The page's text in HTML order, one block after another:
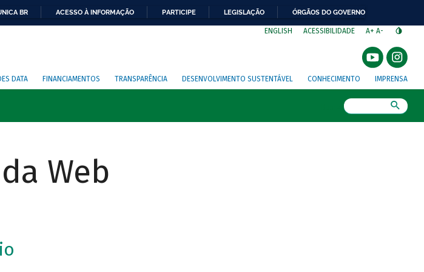
BR ACESSO À INFORMAÇÃO PARTICIPE LEGISLAÇÃO ÓRGÃOS DO GOVERNO
ENGLISH ACESSIBILIDADE A+ A-
DATA FINANCIAMENTOS TRANSPARÊNCIA DESENVOLVIMENTO SUSTENTÁVEL CONHECIMENTO IMPRENSA
Web